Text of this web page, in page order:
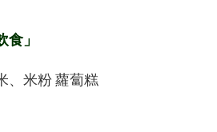
」
、米粉 蘿蔔糕